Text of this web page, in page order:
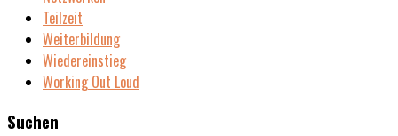
Teilzeit
Weiterbildung
Wiedereinstieg
Working Out Loud
Suchen